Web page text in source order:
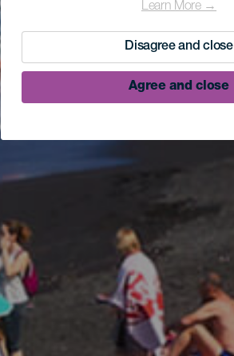
Learn More →
Disagree and close
Agree and close